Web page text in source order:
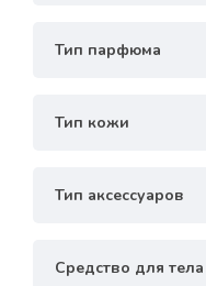
Тип парфюма
Тип кожи
Тип аксессуаров
Средство для тела